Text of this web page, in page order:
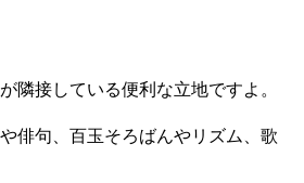
隣接している便利な立地ですよ。
俳句、百玉そろばんやリズム、歌